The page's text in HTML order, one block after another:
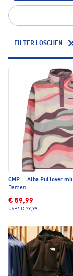
FILTER LÖSCHEN
CMP · Alba Pullover
Damen
€ 59,99
UVP* € 79,99